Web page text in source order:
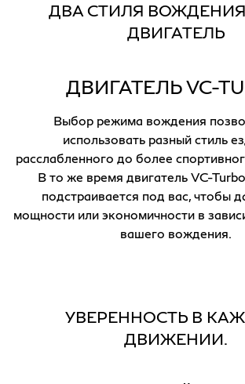
ДВА СТИЛЯ
ДВИГАТЕЛЬ
ДВИГАТЕЛЬ VC-
Выбор режима вождения
использовать разный стиль
расслабленного до более
В то же время двигатель VC-
подстраивается под вас, чтобы
мощности или экономичности в
вашего вождения.
УВЕРЕННОСТЬ В
ДВИЖЕНИИ.